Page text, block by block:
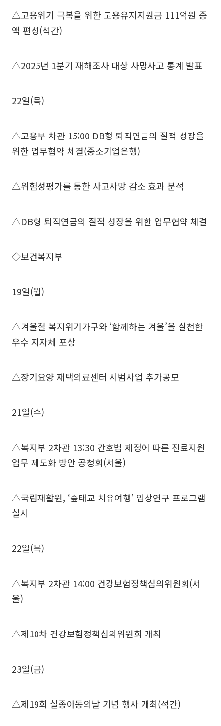
△고용위기 극복을 위한 고용유지지원금 111억원 증
액 편성(석간)
△2025년 1분기 재해조사 대상 사망사고 통계 발표
22일(목)
△고용부 차관 15:00 DB형 퇴직연금의 질적 성장을
위한 업무협약 체결(중소기업은행)
△위험성평가를 통한 사고사망 감소 효과 분석
△DB형 퇴직연금의 질적 성장을 위한 업무협약 체결
◇보건복지부
19일(월)
△겨울철 복지위기가구와 ‘함께하는 겨울’을 실천한
우수 지자체 포상
△장기요양 재택의료센터 시범사업 추가공모
21일(수)
△복지부 2차관 13:30 간호법 제정에 따른 진료지원
업무 제도화 방안 공청회(서울)
△국립재활원, ‘숲태교 치유여행’ 임상연구 프로그램
실시
22일(목)
△복지부 2차관 14:00 건강보험정책심의위원회(서
울)
△제10차 건강보험정책심의위원회 개최
23일(금)
△제19회 실종아동의날 기념 행사 개최(석간)